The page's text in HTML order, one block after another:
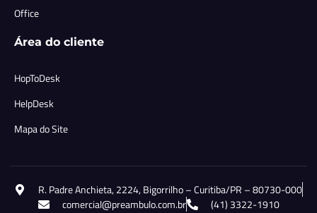
Office
Área do cliente
HopToDesk
HelpDesk
Mapa do Site
R. Padre Anchieta, 2224, Bigorrilho – Curitiba/PR – 80730-000
comercial@preambulo.com.br
(41) 3322-1910